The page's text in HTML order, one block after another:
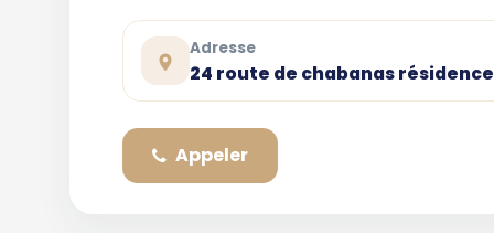
Adresse
24 route de chabanas
Appeler